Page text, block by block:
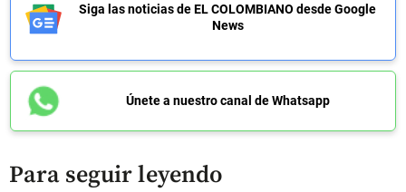
Siga las noticias de EL COLOMBIANO desde Google
News
Únete a nuestro canal de Whatsapp
Para seguir leyendo